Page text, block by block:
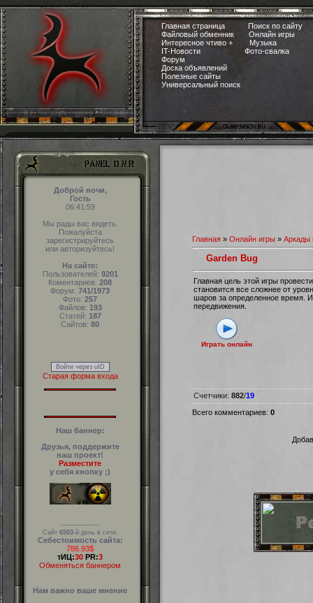
Главная страница
Поиск по сайту
Файловый обменник
Онлайн игры
Интересное чтиво +
Музыка
IT-Новости
Фото-свалка
Форум
Доска объявлений
Полезные сайты
Универсальный поиск
Доброй ночи,
Гость
06:42:00
Мы рады вас видеть.
Пожалуйста
зарегистрируйтесь
или авторизуйтесь!
На сайте:
Пользователей: 9201
Коментариев: 208
Форум: 741/1973
Фото: 257
Файлов: 193
Статей: 187
Сайтов: 80
Войти через uID
Старая форма входа
Наш баннер:
Друзья, поддержите
наш проект!
Разместите
у себя кнопку ;)
--------------
Сайт 6503-й день в сети.
Себестоимость сайта:
786.93$
тИЦ:30 PR:3
Обменяться баннером
Нам важно ваше мнение
Главная » Онлайн игры » Аркады
Garden Bug
Главная цель этой игры
становится все сложнее от
шаров за определенное время.
передвижения.
Играть онлайн
Счетчики: 882/19
Всего комментариев: 0